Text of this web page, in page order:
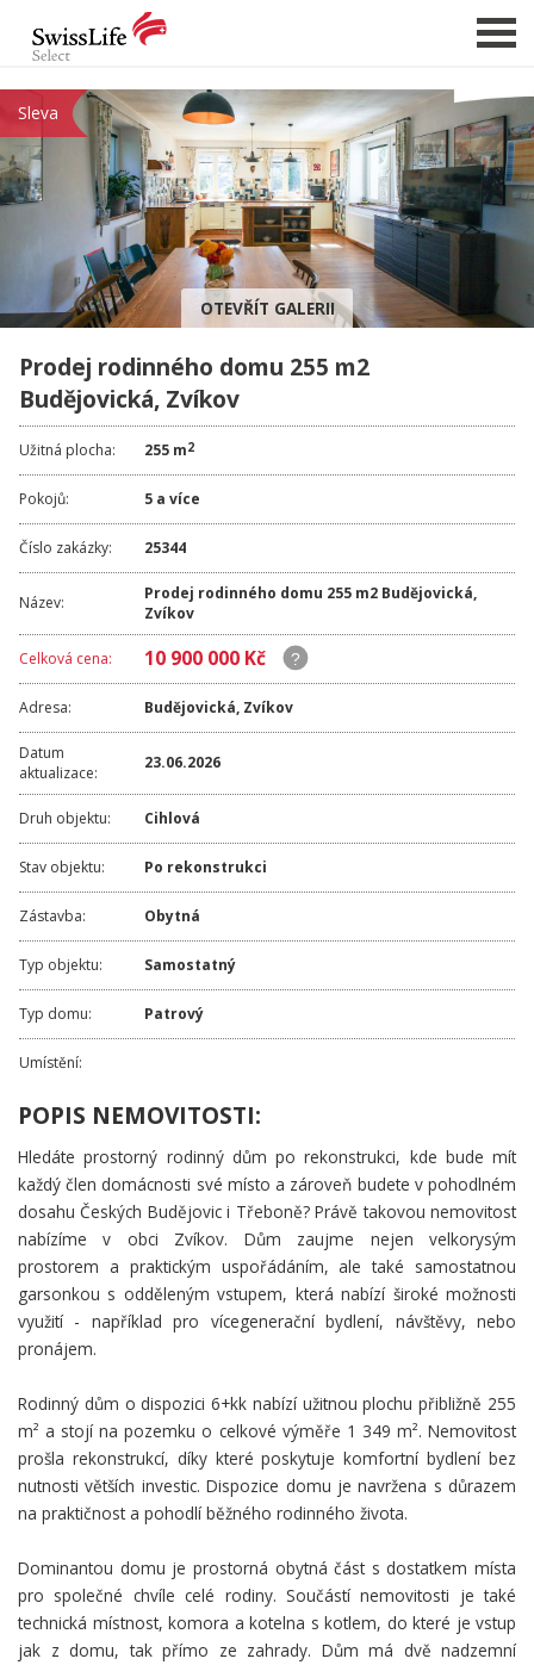
NABÍDKA NEMOVITOSTÍ
CHCI PRODAT / PRONAJMOUT
HLÍDAT NOVÉ NABÍDKY
CHCI OCENIT NEMOVITOST
O NÁS
REFERENCE
SLUŽBY
KARIÉRA
FINANCOVÁNÍ / HYPOTÉKA
KONTAKT
Sleva
OTEVŘÍT GALERII
Prodej rodinného domu 255 m2
Budějovická, Zvíkov
Užitná plocha: 255 m2
Pokojů: 5 a více
Číslo zakázky: 25344
Název:
Prodej rodinného domu 255 m2 Budějovická,
Zvíkov
Celková cena: 10 900 000 Kč
Adresa: Budějovická, Zvíkov
Datum
aktualizace:
23.06.2026
Druh objektu: Cihlová
Stav objektu: Po rekonstrukci
Zástavba: Obytná
Typ objektu: Samostatný
Typ domu: Patrový
Umístění:
POPIS NEMOVITOSTI:
Hledáte prostorný rodinný dům po rekonstrukci, kde bude mít
každý člen domácnosti své místo a zároveň budete v pohodlném
dosahu Českých Budějovic i Třeboně? Právě takovou nemovitost
nabízíme v obci Zvíkov. Dům zaujme nejen velkorysým
prostorem a praktickým uspořádáním, ale také samostatnou
garsonkou s odděleným vstupem, která nabízí široké možnosti
využití - například pro vícegenerační bydlení, návštěvy, nebo
pronájem.
Rodinný dům o dispozici 6+kk nabízí užitnou plochu přibližně 255
m² a stojí na pozemku o celkové výměře 1 349 m². Nemovitost
prošla rekonstrukcí, díky které poskytuje komfortní bydlení bez
nutnosti větších investic. Dispozice domu je navržena s důrazem
na praktičnost a pohodlí běžného rodinného života.
Dominantou domu je prostorná obytná část s dostatkem místa
pro společné chvíle celé rodiny. Součástí nemovitosti je také
technická místnost, komora a kotelna s kotlem, do které je vstup
jak z domu, tak přímo ze zahrady. Dům má dvě nadzemní